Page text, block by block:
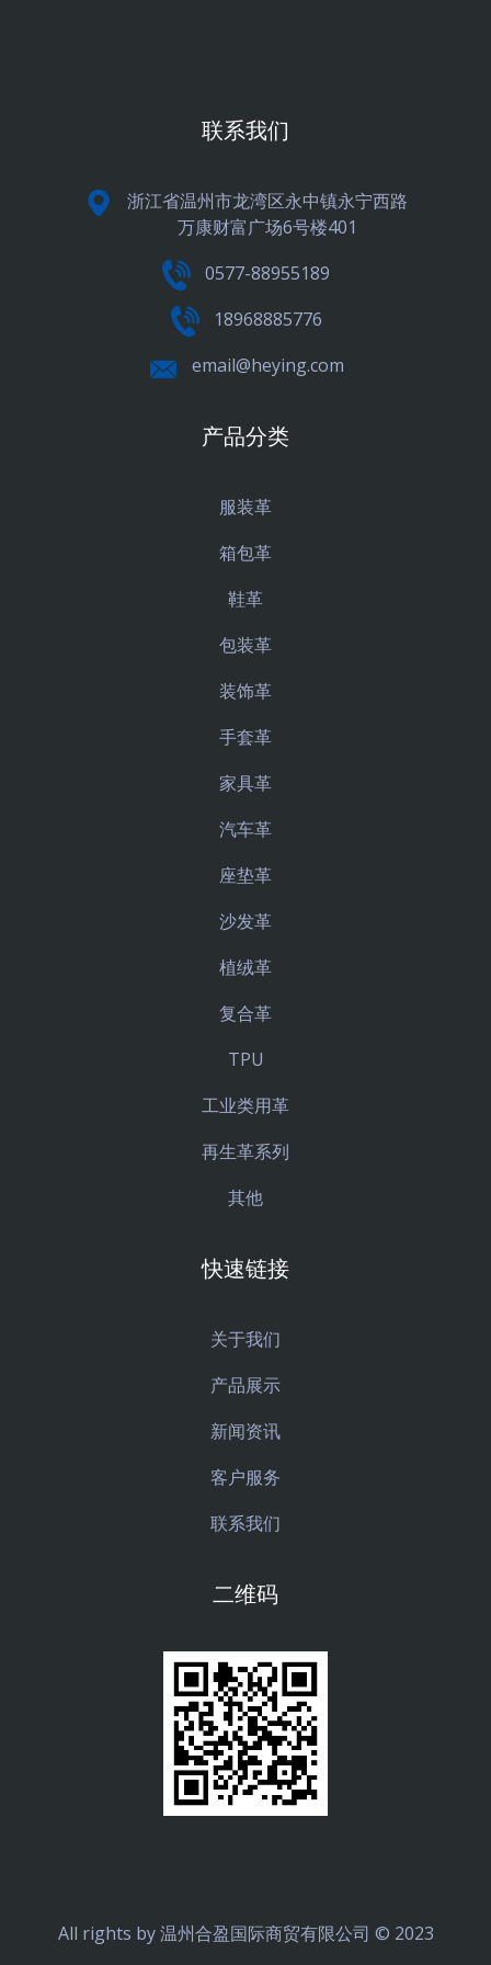
联系我们
浙江省温州市龙湾区永中镇永宁西路
万康财富广场6号楼401
0577-88955189
18968885776
email@heying.com
产品分类
服装革
箱包革
鞋革
包装革
装饰革
手套革
家具革
汽车革
座垫革
沙发革
植绒革
复合革
TPU
工业类用革
再生革系列
其他
快速链接
关于我们
产品展示
新闻资讯
客户服务
联系我们
二维码
All rights by 温州合盈国际商贸有限公司 © 2023